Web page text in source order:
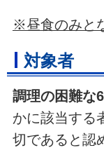
※昼食のみと
対象者
調理の困難な
かに該当する
切であると認